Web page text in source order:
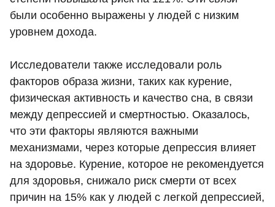
были особенно выражены у людей с низким
уровнем дохода.
Исследователи также исследовали роль
факторов образа жизни, таких как курение,
физическая активность и качество сна, в связи
между депрессией и смертностью. Оказалось,
что эти факторы являются важными
механизмами, через которые депрессия влияет
на здоровье. Курение, которое не рекомендуется
для здоровья, снижало риск смерти от всех
причин на 15% как у людей с легкой депрессией,